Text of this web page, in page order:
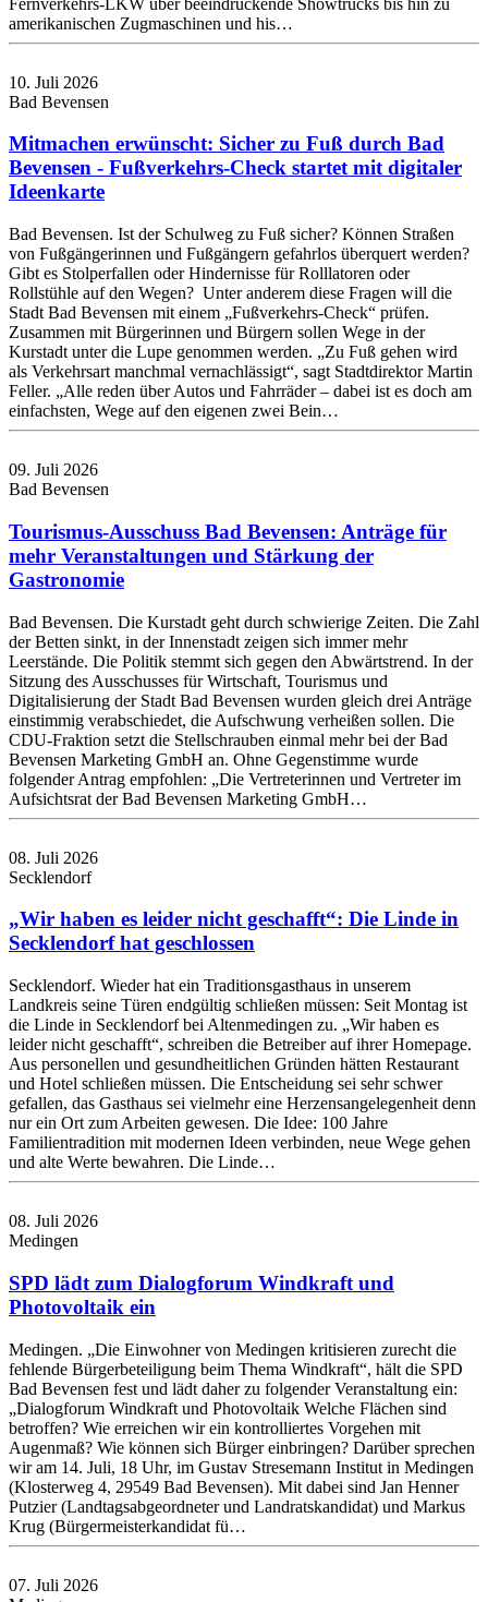
amerikanischen Zugmaschinen und his…
10. Juli 2026
Bad Bevensen
Mitmachen erwünscht: Sicher zu Fuß durch Bad
Bevensen - Fußverkehrs-Check startet mit digitaler
Ideenkarte
Bad Bevensen. Ist der Schulweg zu Fuß sicher? Können Straßen
von Fußgängerinnen und Fußgängern gefahrlos überquert werden?
Gibt es Stolperfallen oder Hindernisse für Rolllatoren oder
Rollstühle auf den Wegen? Unter anderem diese Fragen will die
Stadt Bad Bevensen mit einem „Fußverkehrs-Check“ prüfen.
Zusammen mit Bürgerinnen und Bürgern sollen Wege in der
Kurstadt unter die Lupe genommen werden. „Zu Fuß gehen wird
als Verkehrsart manchmal vernachlässigt“, sagt Stadtdirektor Martin
Feller. „Alle reden über Autos und Fahrräder – dabei ist es doch am
einfachsten, Wege auf den eigenen zwei Bein…
09. Juli 2026
Bad Bevensen
Tourismus-Ausschuss Bad Bevensen: Anträge für
mehr Veranstaltungen und Stärkung der
Gastronomie
Bad Bevensen. Die Kurstadt geht durch schwierige Zeiten. Die Zahl
der Betten sinkt, in der Innenstadt zeigen sich immer mehr
Leerstände. Die Politik stemmt sich gegen den Abwärtstrend. In der
Sitzung des Ausschusses für Wirtschaft, Tourismus und
Digitalisierung der Stadt Bad Bevensen wurden gleich drei Anträge
einstimmig verabschiedet, die Aufschwung verheißen sollen. Die
CDU-Fraktion setzt die Stellschrauben einmal mehr bei der Bad
Bevensen Marketing GmbH an. Ohne Gegenstimme wurde
folgender Antrag empfohlen: „Die Vertreterinnen und Vertreter im
Aufsichtsrat der Bad Bevensen Marketing GmbH…
08. Juli 2026
Secklendorf
„Wir haben es leider nicht geschafft“: Die Linde in
Secklendorf hat geschlossen
Secklendorf. Wieder hat ein Traditionsgasthaus in unserem
Landkreis seine Türen endgültig schließen müssen: Seit Montag ist
die Linde in Secklendorf bei Altenmedingen zu. „Wir haben es
leider nicht geschafft“, schreiben die Betreiber auf ihrer Homepage.
Aus personellen und gesundheitlichen Gründen hätten Restaurant
und Hotel schließen müssen. Die Entscheidung sei sehr schwer
gefallen, das Gasthaus sei vielmehr eine Herzensangelegenheit denn
nur ein Ort zum Arbeiten gewesen. Die Idee: 100 Jahre
Familientradition mit modernen Ideen verbinden, neue Wege gehen
und alte Werte bewahren. Die Linde…
08. Juli 2026
Medingen
SPD lädt zum Dialogforum Windkraft und
Photovoltaik ein
Medingen. „Die Einwohner von Medingen kritisieren zurecht die
fehlende Bürgerbeteiligung beim Thema Windkraft“, hält die SPD
Bad Bevensen fest und lädt daher zu folgender Veranstaltung ein:
„Dialogforum Windkraft und Photovoltaik Welche Flächen sind
betroffen? Wie erreichen wir ein kontrolliertes Vorgehen mit
Augenmaß? Wie können sich Bürger einbringen? Darüber sprechen
wir am 14. Juli, 18 Uhr, im Gustav Stresemann Institut in Medingen
(Klosterweg 4, 29549 Bad Bevensen). Mit dabei sind Jan Henner
Putzier (Landtagsabgeordneter und Landratskandidat) und Markus
Krug (Bürgermeisterkandidat fü…
07. Juli 2026